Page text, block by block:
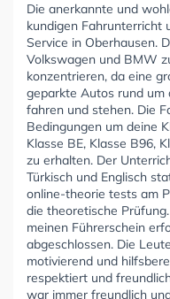
Die anerkannte und
kundigen Fahrunterricht
Service in Oberhausen.
Volkswagen und BMW
konzentrieren, da eine
geparkte Autos rund
fahren und stehen. Die
Bedingungen um deine
Klasse BE, Klasse B96,
zu erhalten. Der
Türkisch und Englisch
online-theorie tests am
die theoretische
meinen Führerschein
abgeschlossen. Die
motivierend und
respektiert und
war immer freundlich